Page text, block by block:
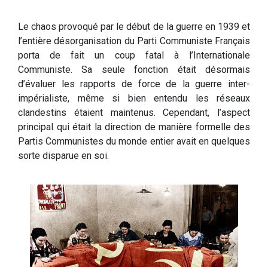
Le chaos provoqué par le début de la guerre en 1939 et
l’entière désorganisation du Parti Communiste Français
porta de fait un coup fatal à l’Internationale
Communiste. Sa seule fonction était désormais
d’évaluer les rapports de force de la guerre inter-
impérialiste, même si bien entendu les réseaux
clandestins étaient maintenus. Cependant, l’aspect
principal qui était la direction de manière formelle des
Partis Communistes du monde entier avait en quelques
sorte disparue en soi.